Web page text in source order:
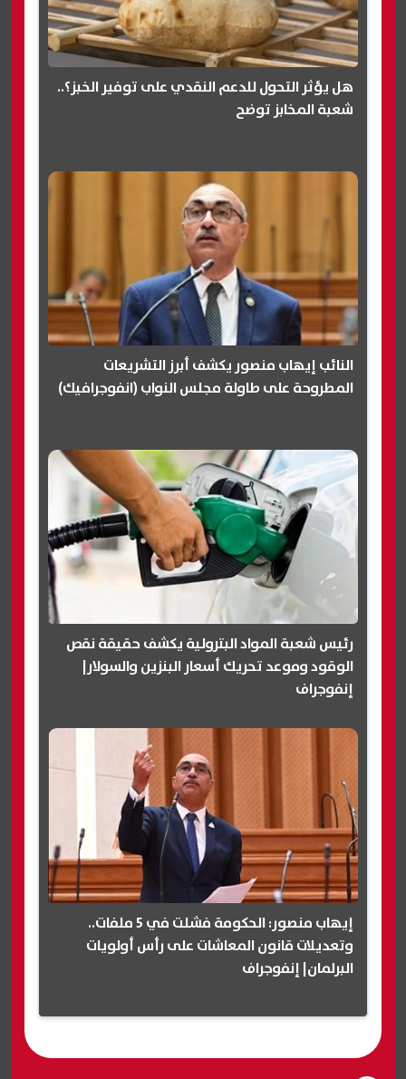
هل يؤثر التحول للدعم النقدي على توفير الخبز؟..
شعبة المخابز توضح
النائب إيهاب منصور يكشف أبرز التشريعات
المطروحة على طاولة مجلس النواب (انفوجرافيك)
رئيس شعبة المواد البترولية يكشف حقيقة نقص
الوقود وموعد تحريك أسعار البنزين والسولار|
إنفوجراف
إيهاب منصور: الحكومة فشلت في 5 ملفات..
وتعديلات قانون المعاشات على رأس أولويات
البرلمان| إنفوجراف